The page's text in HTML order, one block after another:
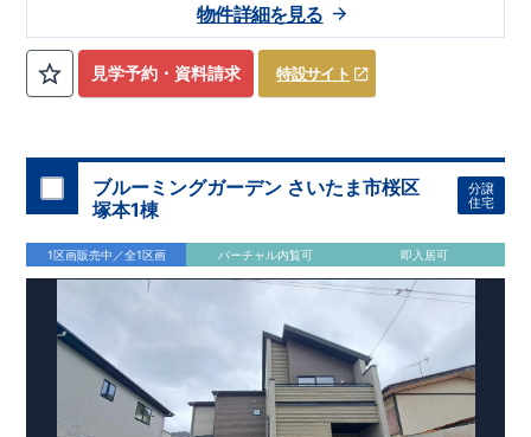
たりに恵まれた立地。
あり、
採光・通風・プライバシー性にも配慮した敷地計画で
す。
加須 徒歩13分
間取りのポイント
■ 1
号棟 LDK約19.5 帖 のゆとりあるリビング
​陽当たりよく開放
感があります。
■共通
・主寝室は将来仕切れる可変型プラン ・2階洋室2部屋にウォー
クインクローゼット設置
太陽光発電（フラットプラン）採用 月額サービス料
ホテルライクで実用的な洗面空間 （オープンサニタリーirodori
詳細ページへ）
家計にやさしい住宅性能
見学予約・資料請求 特設サイト
物件詳細を見る
ブルーミングガーデン さいたま市桜区
塚本1棟
分譲
住宅
1区画販売中／全1区画 バーチャル内覧可 即入居可